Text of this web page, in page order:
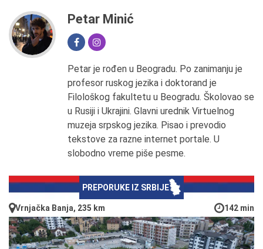
Petar Minić
Petar je rođen u Beogradu. Po zanimanju je
profesor ruskog jezika i doktorand je
Filološkog fakultetu u Beogradu. Školovao se
u Rusiji i Ukrajini. Glavni urednik Virtuelnog
muzeja srpskog jezika. Pisao i prevodio
tekstove za razne internet portale. U
slobodno vreme piše pesme.
PREPORUKE IZ SRBIJE
Vrnjačka Banja, 235 km 142 min